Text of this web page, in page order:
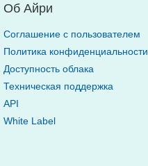
Об Айри
Соглашение с пользователем
Политика конфиденциальности
Доступность облака
Техническая поддержка
API
White Label